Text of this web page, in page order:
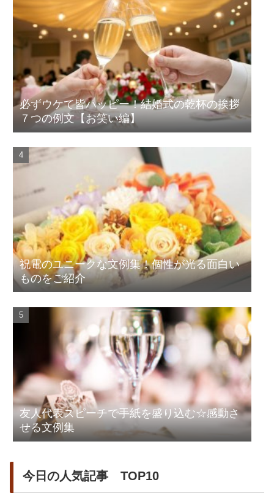
必ずウケて皆ハッピー！結婚式の乾杯の挨拶
７つの例文【お笑い編】
祝電のユニークな文例集！個性が光る面白い
ものをご紹介
友人代表スピーチで手紙を盛り込む☆感動さ
せる文例集
今日の人気記事 TOP10